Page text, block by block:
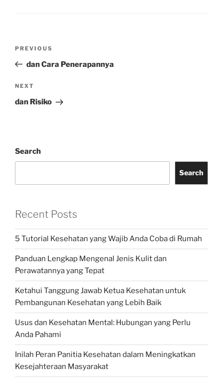
Previous
Post
PREVIOUS
dan Cara Penerapannya
Next
Post
NEXT
dan Risiko
Search
Search
Recent Posts
5 Tutorial Kesehatan yang Wajib Anda Coba di Rumah
Panduan Lengkap Mengenal Jenis Kulit dan
Perawatannya yang Tepat
Ketahui Tanggung Jawab Ketua Kesehatan untuk
Pembangunan Kesehatan yang Lebih Baik
Usus dan Kesehatan Mental: Hubungan yang Perlu
Anda Pahami
Inilah Peran Panitia Kesehatan dalam Meningkatkan
Kesejahteraan Masyarakat